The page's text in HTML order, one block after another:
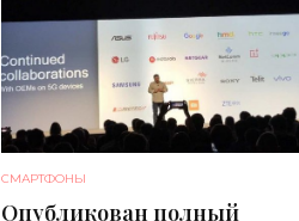
СМАРТФОНЫ
Опубликован полный